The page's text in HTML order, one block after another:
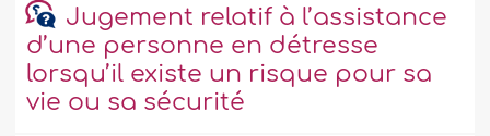
Jugement relatif à l’assistance
d’une personne en détresse
lorsqu’il existe un risque pour sa
vie ou sa sécurité